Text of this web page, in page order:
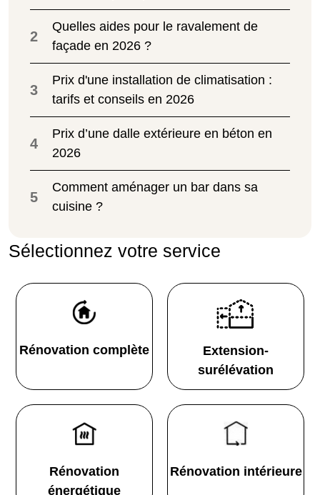
2
Quelles aides pour le ravalement de
façade en 2026 ?
3
Prix d'une installation de climatisation :
tarifs et conseils en 2026
4
Prix d’une dalle extérieure en béton en
2026
5
Comment aménager un bar dans sa
cuisine ?
Sélectionnez votre service
Rénovation complète
Extension-
surélévation
Rénovation
énergétique
Rénovation intérieure